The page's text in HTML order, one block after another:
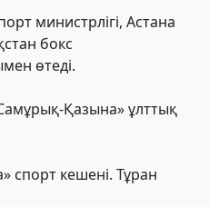
министрлігі, Астана
бокс
өтеді.
Қазына» ұлттық
спорт кешені. Тұран